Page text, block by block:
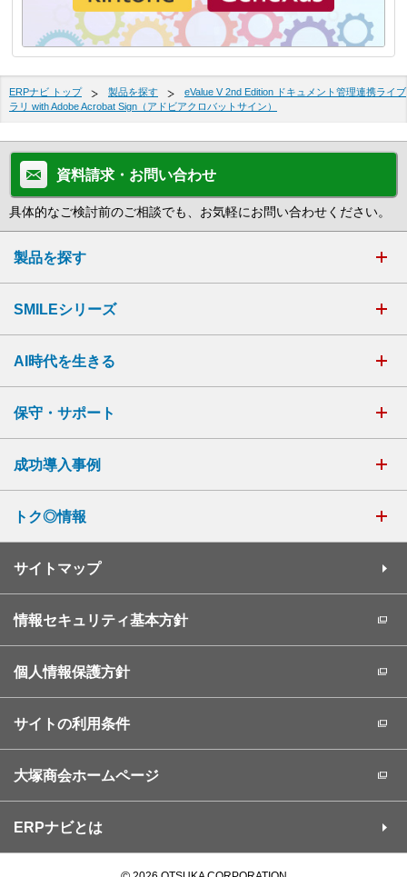
ERPナビ トップ 製品を探す
eValue V 2nd Edition ドキュメント管理連携ライブ
ラリ with Adobe Acrobat Sign（アドビアクロバットサイン）
資料請求・お問い合わせ
具体的なご検討前のご相談でも、お気軽にお問い合わせください。
製品を探す
SMILEシリーズ
AI時代を生きる
保守・サポート
成功導入事例
トク◎情報
サイトマップ
情報セキュリティ基本方針
個人情報保護方針
サイトの利用条件
大塚商会ホームページ
ERPナビとは